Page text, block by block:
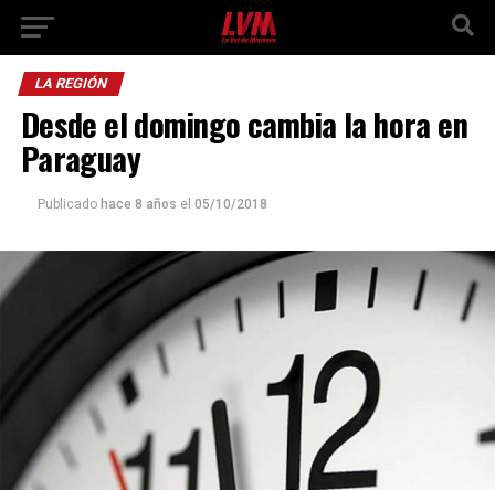
LA REGIÓN
Desde el domingo cambia la hora en
Paraguay
Publicado hace 8 años el 05/10/2018